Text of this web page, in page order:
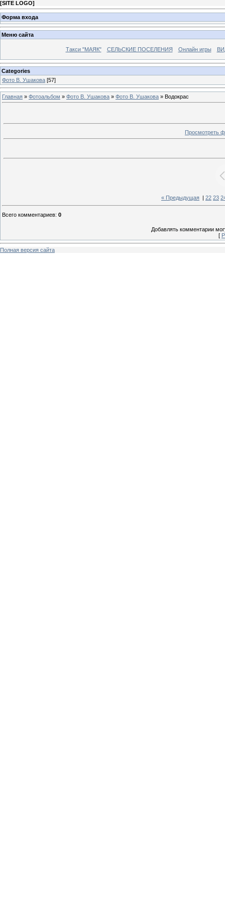
[SITE LOGO]
Форма входа
Меню сайта
Такси "МАЯК" СЕЛЬСКИЕ ПОСЕЛЕНИЯ Онлайн игры
Categories
Фото В. Ушакова [57]
Главная » Фотоальбом » Фото В. Ушакова » Фото В. Ушакова » Водокрас
Просмотреть
« Предыдущая 22 23
Всего комментариев: 0
Добавлять комментарии
[
Полная версия сайта